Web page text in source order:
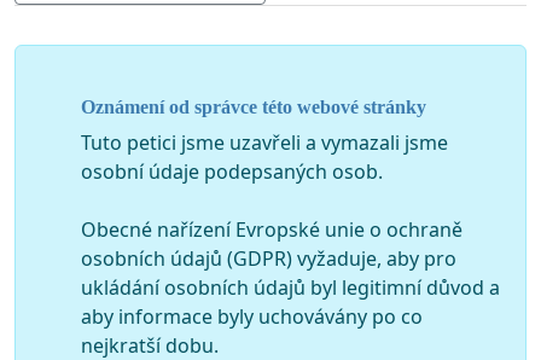
Michal Majzner, Dominova 2469, Praha 15800
Petiční výbor zastupuje Michal Majzner, Dominova 2469, Praha
Oznámení od správce této webové stránky
Tuto petici jsme uzavřeli a vymazali jsme
osobní údaje podepsaných osob.
Obecné nařízení Evropské unie o ochraně
osobních údajů (GDPR) vyžaduje, aby pro
ukládání osobních údajů byl legitimní důvod a
aby informace byly uchovávány po co
nejkratší dobu.